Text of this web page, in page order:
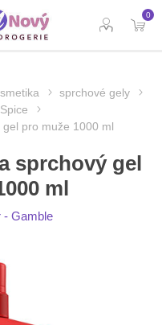
0
sprchové gely
pro muže 1000 ml
sprchový gel
ml
- Gamble